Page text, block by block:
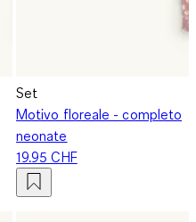
Set
Motivo floreale - completo
neonate
19.95 CHF